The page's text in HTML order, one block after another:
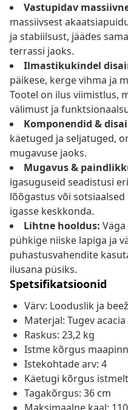
Vastupidav
massiivsest
ja stabiilsust, jäädes
terrassi jaoks.
Ilmastikukindel
päikese, kerge vihma ja
Tootel on ilus viimistlus,
välimust ja
Komponendid &
käetuged ja seljatuged,
mugavuse jaoks.
Mugavus &
igasuguseid seadistusi
lõõgastus või
igasse keskkonda.
Lihtne hooldus:
pühkige niiske lapiga ja
puhastusvahendite
ilusana püsiks.
Spetsifikatsioonid
Värv: Looduslik ja beež
Materjal: Tugev
Raskus: 23,2 kg
Istme kõrgus
Istekohtade arv: 4
Käetugi kõrgus
Tagakõrgus: 36 cm